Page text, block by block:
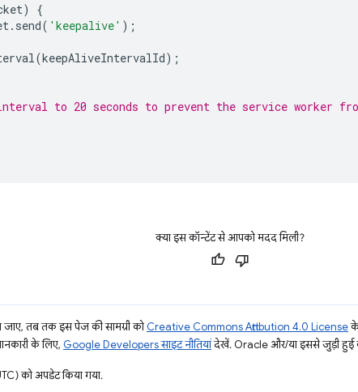
)
{
. send( 'keepalive' );
(keepAliveIntervalId);
to 20 seconds to prevent the service worker
क्या इस कॉन्टेंट से आपको मदद मिली?
तब तक इस पेज की सामग्री कोCreative Commons Attribution 4.0 License
के लिए, Google Developers साइट नीतियांदेखें. Oracle और/या इससे जुड़ी हुई
को अपडेट किया गया.